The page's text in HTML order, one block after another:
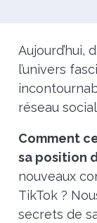
Aujourd’hui,
l’univers
réseau
Comment
sa position
nouveaux
TikTok ?
secrets de